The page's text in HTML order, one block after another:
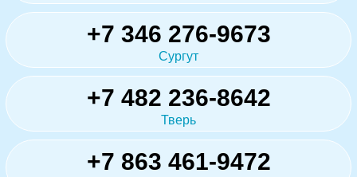
+7 346 276-9673
Сургут
+7 482 236-8642
Тверь
+7 863 461-9472